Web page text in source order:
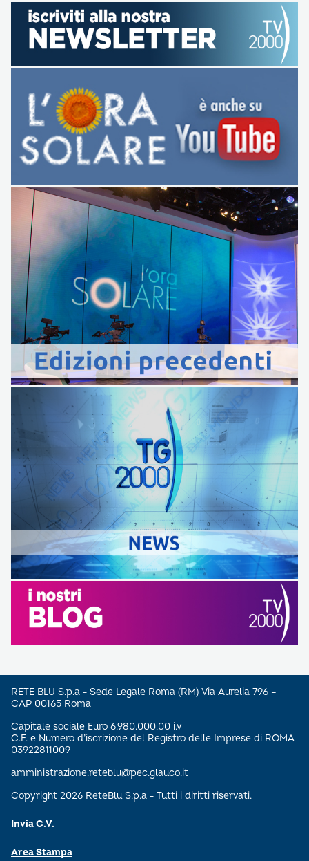
RETE BLU S.p.a - Sede Legale Roma (RM) Via Aurelia 796 –
CAP 00165 Roma
Capitale sociale Euro 6.980.000,00 i.v
C.F. e Numero d’iscrizione del Registro delle Imprese di ROMA
03922811009
amministrazione.reteblu@pec.glauco.it
Copyright 2026 ReteBlu S.p.a - Tutti i diritti riservati.
Invia C.V.
Area Stampa